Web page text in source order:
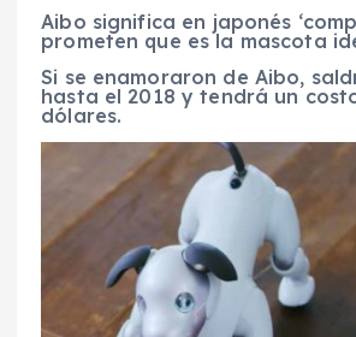
Aibo significa en japonés
prometen que es la mascota
Si se enamoraron de Aibo,
hasta el 2018 y tendrá un
dólares.